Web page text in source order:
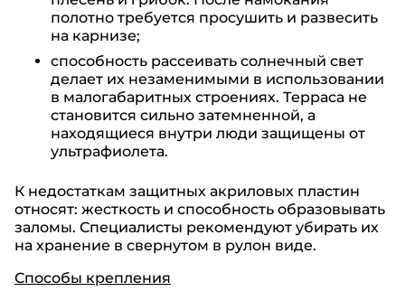
полотно требуется просушить и развесить
на карнизе;
способность рассеивать солнечный свет
делает их незаменимыми в использовании
в малогабаритных строениях. Терраса не
становится сильно затемненной, а
находящиеся внутри люди защищены от
ультрафиолета.
К недостаткам защитных акриловых пластин
относят: жесткость и способность образовывать
заломы. Специалисты рекомендуют убирать их
на хранение в свернутом в рулон виде.
Способы крепления